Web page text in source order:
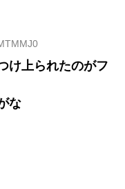
け上られたのがフ
な